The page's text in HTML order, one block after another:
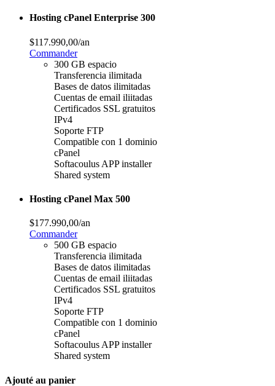
Hosting cPanel Enterprise 300
$117.990,00/an
Commander
300 GB espacio
Transferencia ilimitada
Bases de datos ilimitadas
Cuentas de email iliitadas
Certificados SSL gratuitos
IPv4
Soporte FTP
Compatible con 1 dominio
cPanel
Softacoulus APP installer
Shared system
Hosting cPanel Max 500
$177.990,00/an
Commander
500 GB espacio
Transferencia ilimitada
Bases de datos ilimitadas
Cuentas de email iliitadas
Certificados SSL gratuitos
IPv4
Soporte FTP
Compatible con 1 dominio
cPanel
Softacoulus APP installer
Shared system
Ajouté au panier